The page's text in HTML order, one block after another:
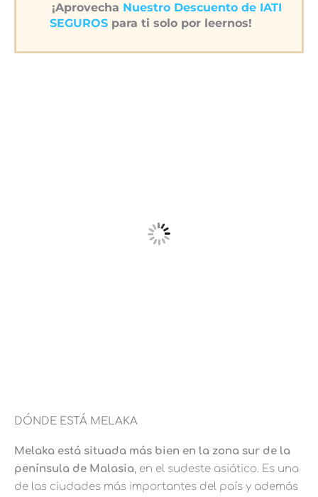
¡Aprovecha Nuestro Descuento de IATI
SEGUROSpara ti solo por leernos!
DÓNDE ESTÁ MELAKA
Melaka está situada más bien en la zona sur de la
península de Malasia, en el sudeste asiático. Es una
de las ciudades más importantes del país y además